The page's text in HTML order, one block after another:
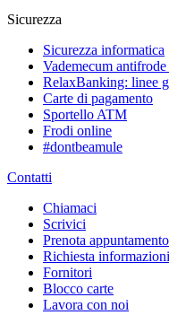
Sicurezza
Sicurezza informatica
Vademecum
RelaxBanking: linee
Carte di pagamento
Sportello ATM
Frodi online
#dontbeamule
Contatti
Chiamaci
Scrivici
Prenota
Richiesta
Fornitori
Blocco carte
Lavora con noi